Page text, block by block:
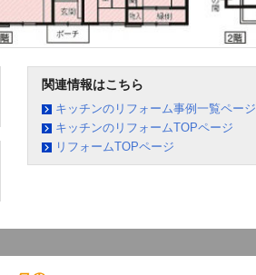
関連情報はこちら
キッチンのリフォーム事例一覧ページ
キッチンのリフォームTOPページ
リフォームTOPページ